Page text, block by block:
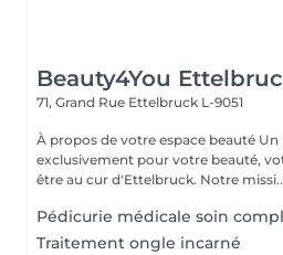
Beauty4You
71, Grand Rue Ettelbruck L-9051
À propos de votre espace beauté Un univers pensé
exclusivement pour votre beauté,
être au cur d'Ettelbruck. Notre
Pédicurie médicale soin
Traitement ongle incarné